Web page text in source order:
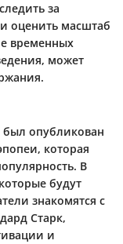
за
оценить масштаб
временных
может
был опубликован
которая
В
будут
знакомятся с
Старк,
и